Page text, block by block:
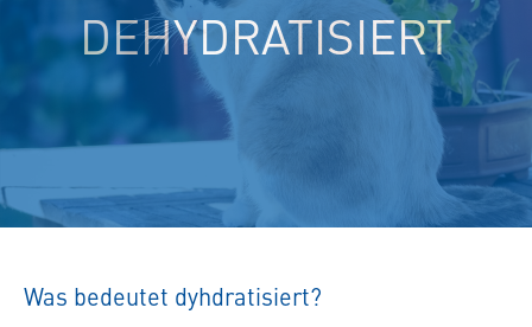
DEHYDRATISIERT
Was bedeutet dyhdratisiert?